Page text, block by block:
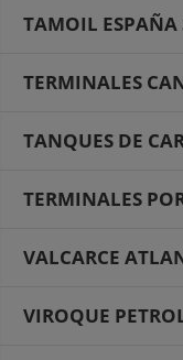
TAMOIL ESPAÑA
TERMINALES
TANQUES DE
TERMINALES
VALCARCE
VIROQUE